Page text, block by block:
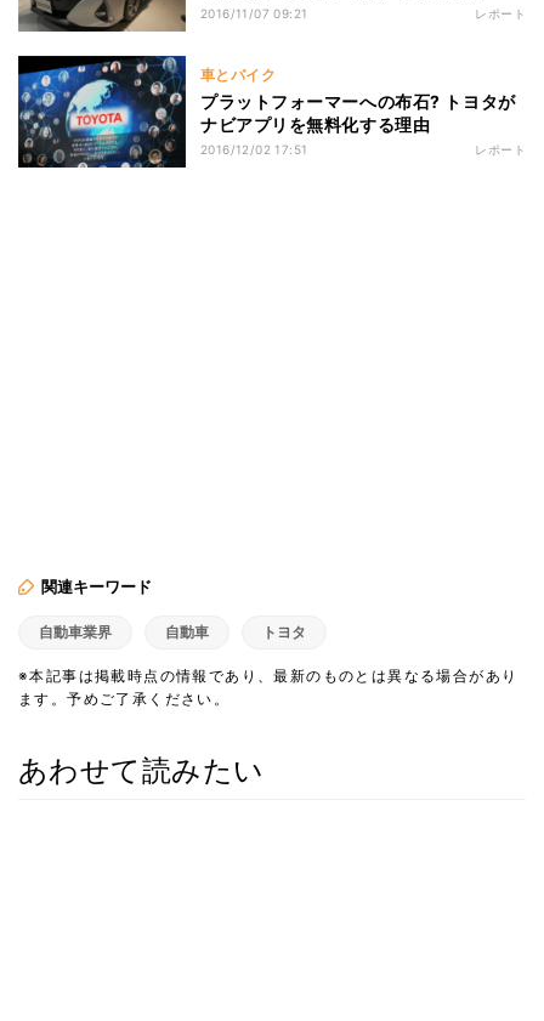
2016/11/07 09:21 レポート
車とバイク
プラットフォーマーへの布石? トヨタが
ナビアプリを無料化する理由
2016/12/02 17:51 レポート
関連キーワード
自動車業界 自動車 トヨタ
※本記事は掲載時点の情報であり、最新のものとは異なる場合があり
ます。予めご了承ください。
あわせて読みたい